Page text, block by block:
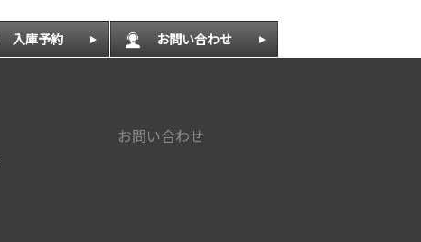
入庫予約 お問い合わせ
お問い合わせ